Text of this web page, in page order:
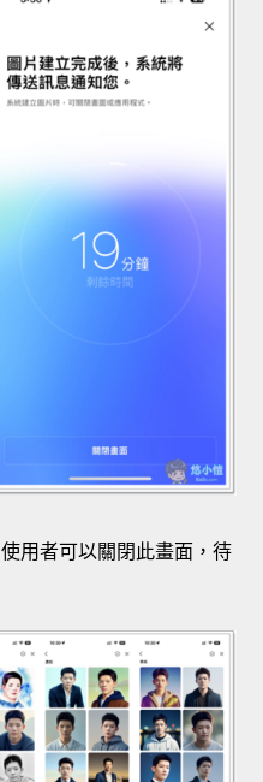
用者可以關閉此畫面，待